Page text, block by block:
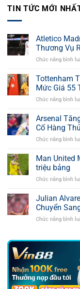
TIN TỨC MỚI
Atletico
Thương Vụ
Chức năng bình
Tottenham
Mức Giá 55
Chức năng bình
Arsenal
Cố Hàng Thủ
Chức năng bình
Man United
triệu bảng
Chức năng bình
Julian
Chuyển
Chức năng bình